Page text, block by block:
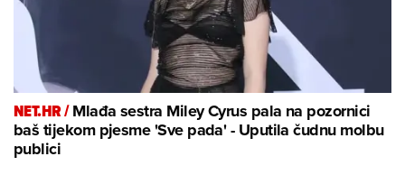
NET.HR /Mlađa sestra Miley Cyrus pala na pozornici
baš tijekom pjesme 'Sve pada' - Uputila čudnu molbu
publici